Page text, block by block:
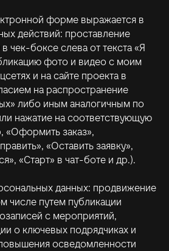
форме выражается в
действий: проставление
чек-боксе слева от текста «Я
фото и видео с моим
и на сайте проекта в
на распространение
либо иным аналогичным по
нажатие на соответствующую
«Оформить заказ»,
«Оставить заявку»,
«Старт» в чат-боте и др.).
данных: продвижение
числе путем публикации
с мероприятий,
о ключевых подрядчиках и
осведомленности